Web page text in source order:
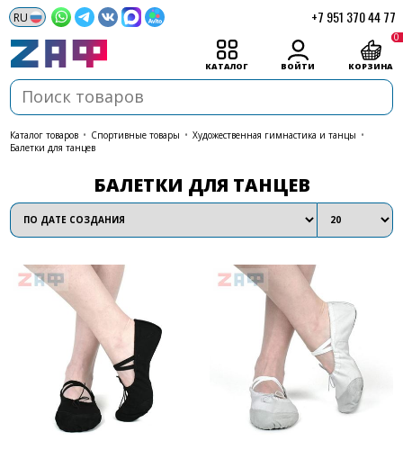
+7 951 370 44 77
КАТАЛОГ ВОЙТИ КОРЗИНА
0
каталог товаров • Спортивные товары • Художественная гимнастика и танцы •
Балетки для танцев
БАЛЕТКИ ДЛЯ ТАНЦЕВ